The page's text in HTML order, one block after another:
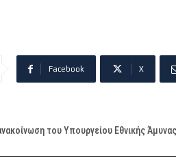
Facebook X
ανακοίνωση του Υπουργείου Εθνικής